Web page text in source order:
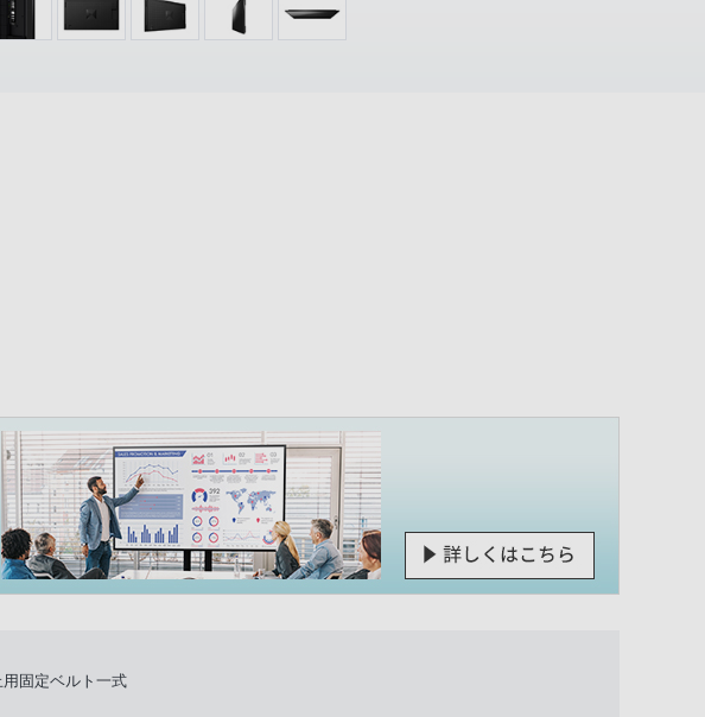
固定ベルト一式